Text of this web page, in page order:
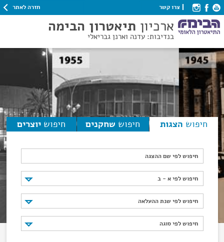
צרו קשר חזרה לאתר
ארכיון תיאטרון הבימה
בנדיבות: עדנה וארנן גבריאלי
חיפוש הצגות חיפוש שחקנים חיפוש יוצרים
חיפוש לפי שם ההצגה
חיפוש לפי א - ב
חיפוש לפי א - ב
חיפוש לפי שנת ההעלאה
חיפוש לפי שנת ההעלאה
חיפוש לפי סוגה
חיפוש לפי סוגה